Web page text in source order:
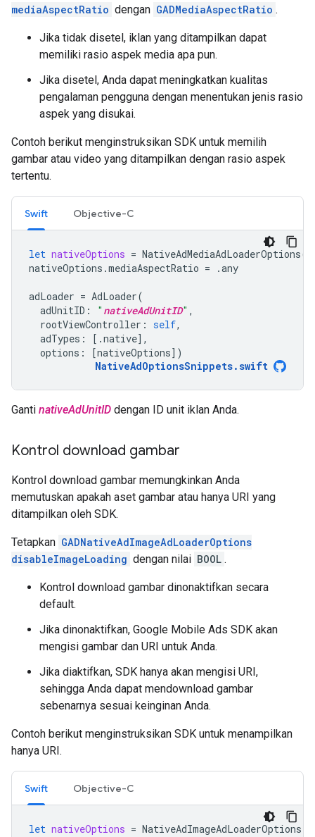
mediaAspectRatio dengan GADMediaAspectRatio .
Jika tidak disetel, iklan yang ditampilkan dapat
memiliki rasio aspek media apa pun.
Jika disetel, Anda dapat meningkatkan kualitas
pengalaman pengguna dengan menentukan jenis rasio
aspek yang disukai.
Contoh berikut menginstruksikan SDK untuk memilih
gambar atau video yang ditampilkan dengan rasio aspek
tertentu.
Swift Objective-C
let nativeOptions = NativeAdMediaAdLoaderOptions()
nativeOptions .mediaAspectRatio = .any
adLoader = AdLoader(
adUnitID : " nativeAdUnitID" ,
rootViewController : self,
adTypes : [.native],
options : [nativeOptions])
NativeAdOptionsSnippets.swift
Ganti nativeAdUnitID dengan ID unit iklan Anda.
Kontrol download gambar
Kontrol download gambar memungkinkan Anda
memutuskan apakah aset gambar atau hanya URI yang
ditampilkan oleh SDK.
Tetapkan GADNativeAdImageAdLoaderOptions
disableImageLoading dengan nilai BOOL .
Kontrol download gambar dinonaktifkan secara
default.
Jika dinonaktifkan, Google Mobile Ads SDK akan
mengisi gambar dan URI untuk Anda.
Jika diaktifkan, SDK hanya akan mengisi URI,
sehingga Anda dapat mendownload gambar
sebenarnya sesuai keinginan Anda.
Contoh berikut menginstruksikan SDK untuk menampilkan
hanya URI.
Swift Objective-C
let nativeOptions = NativeAdImageAdLoaderOptions